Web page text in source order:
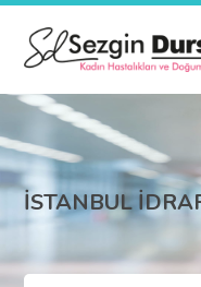
İSTANBUL